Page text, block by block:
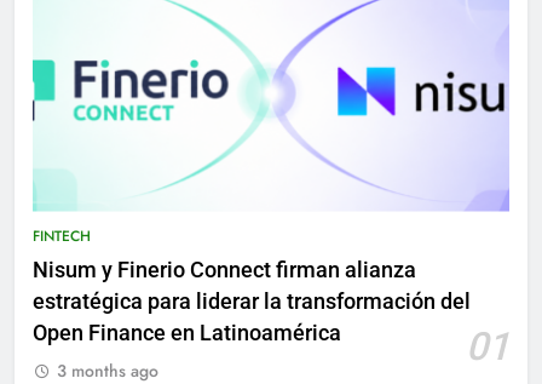
FINTECH
Nisum y Finerio Connect firman alianza
estratégica para liderar la transformación del
Open Finance en Latinoamérica
01
3 months ago